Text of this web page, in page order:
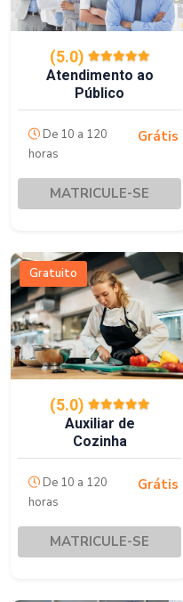
(5.0)
Atendimento ao
Público
De 10 a 120
horas
Grátis
MATRICULE-SE
Gratuito
(5.0)
Auxiliar de
Cozinha
De 10 a 120
horas
Grátis
MATRICULE-SE